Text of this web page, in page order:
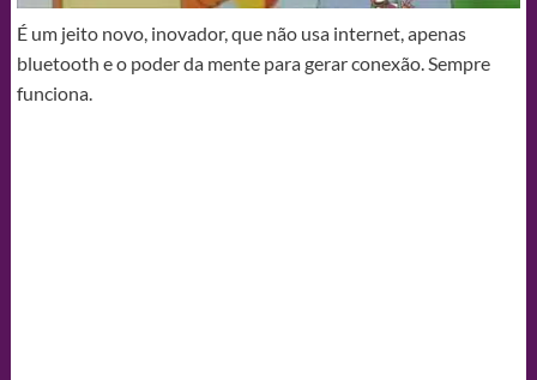
É um jeito novo, inovador, que não usa internet, apenas
bluetooth e o poder da mente para gerar conexão. Sempre
funciona.